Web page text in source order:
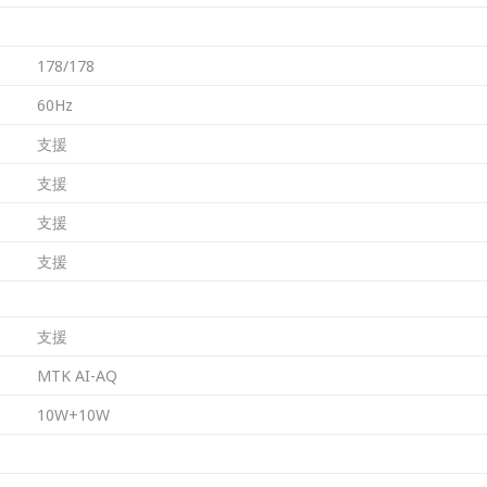
178/178
60Hz
支援
支援
支援
支援
支援
MTK AI-AQ
10W+10W